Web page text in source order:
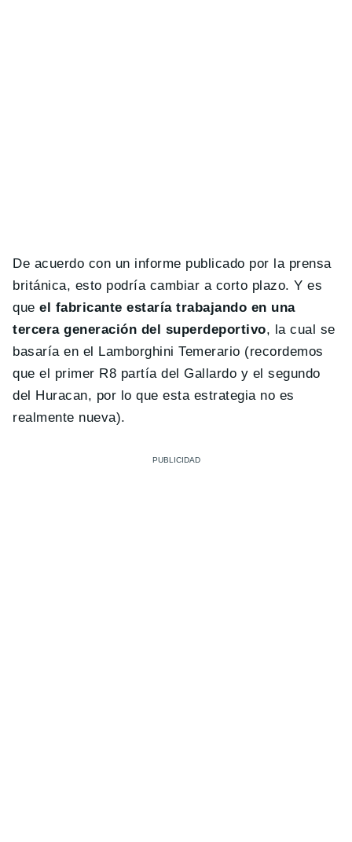
De acuerdo con un informe publicado por la prensa
británica, esto podría cambiar a corto plazo. Y es
queel fabricante estaría trabajando en una
tercera generación del superdeportivo, la cual se
basaría en el Lamborghini Temerario (recordemos
que el primer R8 partía del Gallardo y el segundo
del Huracan, por lo que esta estrategia no es
realmente nueva).